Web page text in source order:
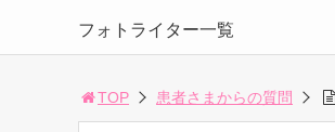
フォトライター一覧
TOP 患者さまからの質問